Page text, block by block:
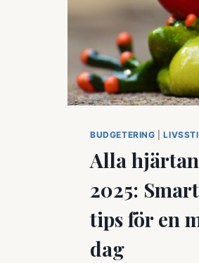
BUDGETERING |
Alla
2025:
tips för en
dag